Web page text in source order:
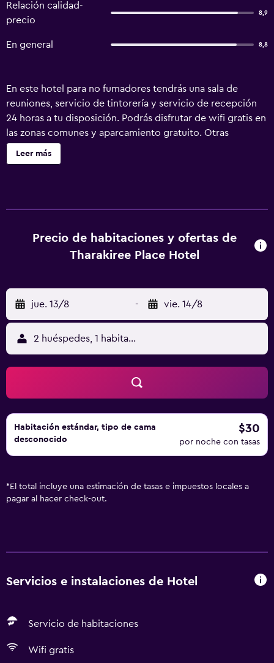
Relación calidad-
precio
8,9
En general 8,8
En este hotel para no fumadores tendrás una sala de
reuniones, servicio de tintorería y servicio de recepción
24 horas a tu disposición. Podrás disfrutar de wifi gratis en
las zonas comunes y aparcamiento gratuito. Otras
instalaciones incluyen un jardín. Tharakiree Place Hotel
ofrece 48 alojamientos con aire acondicionado, botella de
navegar por la web gracias a nuestro acceso a Internet
wifi gratis. Se ofrece servicio de limpieza todos los días y
Leer más
Precio de habitaciones y ofertas de
Tharakiree Place Hotel
jue. 13/8 - vie. 14/8
2 huéspedes, 1 habitación
Habitación estándar, tipo de cama
desconocido
$30
por noche con tasas
* El total incluye una estimación de tasas e impuestos locales a
pagar al hacer check-out.
Servicios e instalaciones de Hotel
Servicio de habitaciones
Wifi gratis